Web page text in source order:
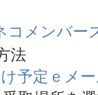
コメンバー
法
け予定ｅメ